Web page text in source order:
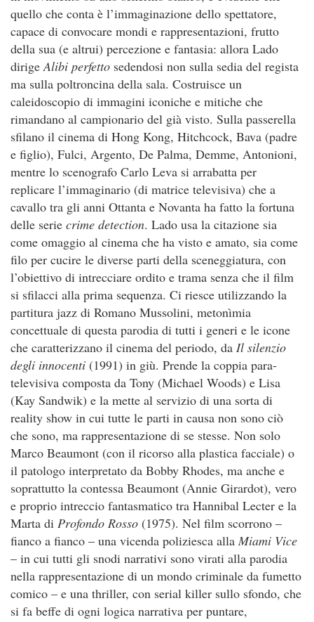
quello che conta è l’immaginazione dello spettatore,
capace di convocare mondi e rappresentazioni, frutto
della sua (e altrui) percezione e fantasia: allora Lado
dirigeAlibi perfetto sedendosi non sulla sedia del regista
ma sulla poltroncina della sala. Costruisce un
caleidoscopio di immagini iconiche e mitiche che
rimandano al campionario del già visto. Sulla passerella
sfilano il cinema di Hong Kong, Hitchcock, Bava (padre
e figlio), Fulci, Argento, De Palma, Demme, Antonioni,
mentre lo scenografo Carlo Leva si arrabatta per
replicare l’immaginario (di matrice televisiva) che a
cavallo tra gli anni Ottanta e Novanta ha fatto la fortuna
delle serie crime detection. Lado usa la citazione sia
come omaggio al cinema che ha visto e amato, sia come
filo per cucire le diverse parti della sceneggiatura, con
l’obiettivo di intrecciare ordito e trama senza che il film
si sfilacci alla prima sequenza. Ci riesce utilizzando la
partitura jazz di Romano Mussolini, metonìmia
concettuale di questa parodia di tutti i generi e le icone
che caratterizzano il cinema del periodo, da Il silenzio
degli innocenti (1991) in giù. Prende la coppia para-
televisiva composta da Tony (Michael Woods) e Lisa
(Kay Sandwik) e la mette al servizio di una sorta di
reality show in cui tutte le parti in causa non sono ciò
che sono, ma rappresentazione di se stesse. Non solo
Marco Beaumont (con il ricorso alla plastica facciale) o
il patologo interpretato da Bobby Rhodes, ma anche e
soprattutto la contessa Beaumont (Annie Girardot), vero
e proprio intreccio fantasmatico tra Hannibal Lecter e la
Marta di Profondo Rosso (1975). Nel film scorrono –
fianco a fianco – una vicenda poliziesca alla Miami Vice
– in cui tutti gli snodi narrativi sono virati alla parodia
nella rappresentazione di un mondo criminale da fumetto
comico – e una thriller, con serial killer sullo sfondo, che
si fa beffe di ogni logica narrativa per puntare,